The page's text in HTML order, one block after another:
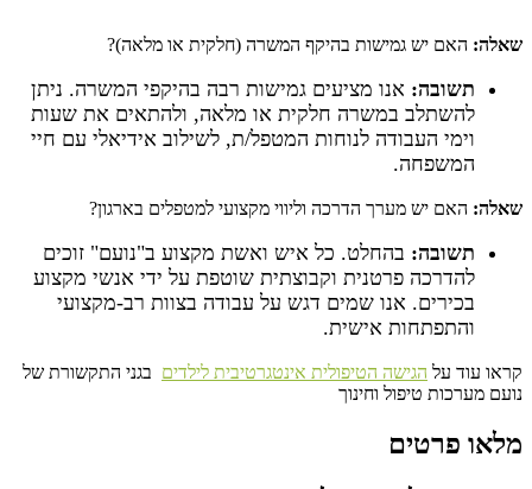
שאלה: האם יש גמישות בהיקף המשרה (חלקית או מלאה)?
תשובה: אנו מציעים גמישות רבה בהיקפי המשרה. ניתן
להשתלב במשרה חלקית או מלאה, ולהתאים את שעות
וימי העבודה לנוחות המטפל/ת, לשילוב אידיאלי עם חיי
המשפחה.
שאלה: האם יש מערך הדרכה וליווי מקצועי למטפלים בארגון?
תשובה: בהחלט. כל איש ואשת מקצוע ב"נועם" זוכים
להדרכה פרטנית וקבוצתית שוטפת על ידי אנשי מקצוע
בכירים. אנו שמים דגש על עבודה בצוות רב-מקצועי
והתפתחות אישית.
קראו עוד על הגישה הטיפולית אינטגרטיבית לילדים בגני התקשורת של
נועם מערכות טיפול וחינוך
מלאו פרטים